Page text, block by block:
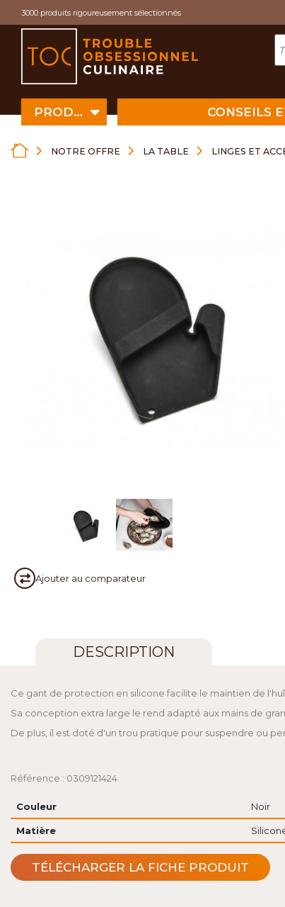
3000 produits rigoureusement sélectionnés
PRODUITS CONSEILS
NOTRE OFFRE LA TABLE LINGES ET
Ajouter au comparateur
DESCRIPTION
Ce gant de protection en silicone facilite le maintien de
Sa conception extra large le rend adapté aux mains de
De plus, il est doté d'un trou pratique pour suspendre ou
Référence : 0309121424
Couleur Noir
Matière
TÉLÉCHARGER LA FICHE PRODUIT